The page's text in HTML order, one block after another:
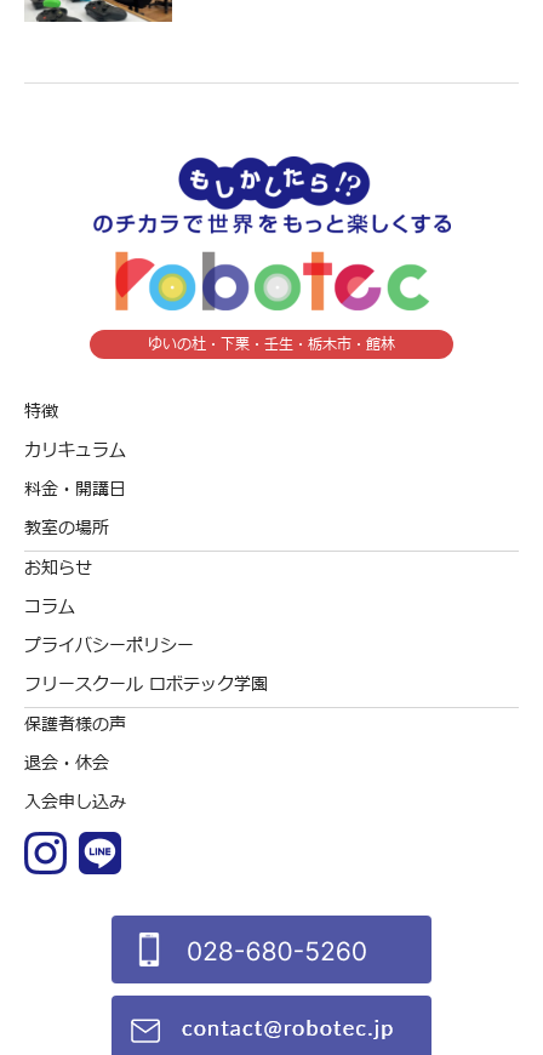
ゆいの杜・下栗・壬生・栃木市・館林
特徴
カリキュラム
料金・開講日
教室の場所
お知らせ
コラム
プライバシーポリシー
フリースクール ロボテック学園
保護者様の声
退会・休会
入会申し込み